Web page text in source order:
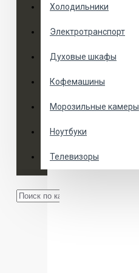
Холодильники
Электротранспорт
Духовые шкафы
Кофемашины
Морозильные камеры
Ноутбуки
Телевизоры